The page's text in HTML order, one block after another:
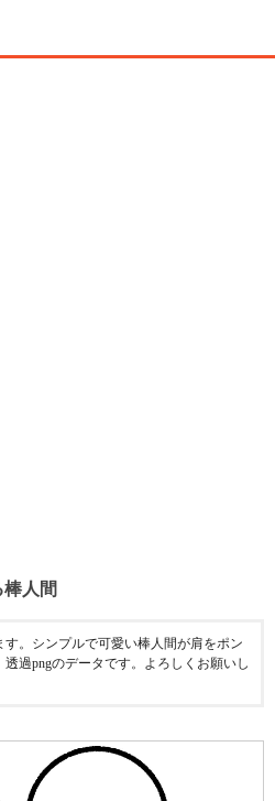
人間
。シンプルで可愛い棒人間が肩をポン
過pngのデータです。よろしくお願いし